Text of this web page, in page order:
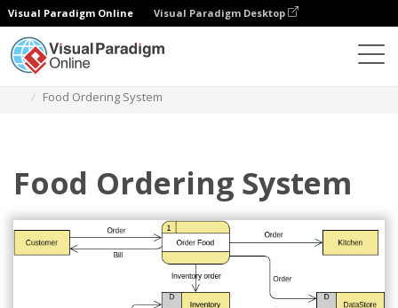
Visual Paradigm Online Visual Paradigm Desktop
Food Ordering System
Food Ordering System